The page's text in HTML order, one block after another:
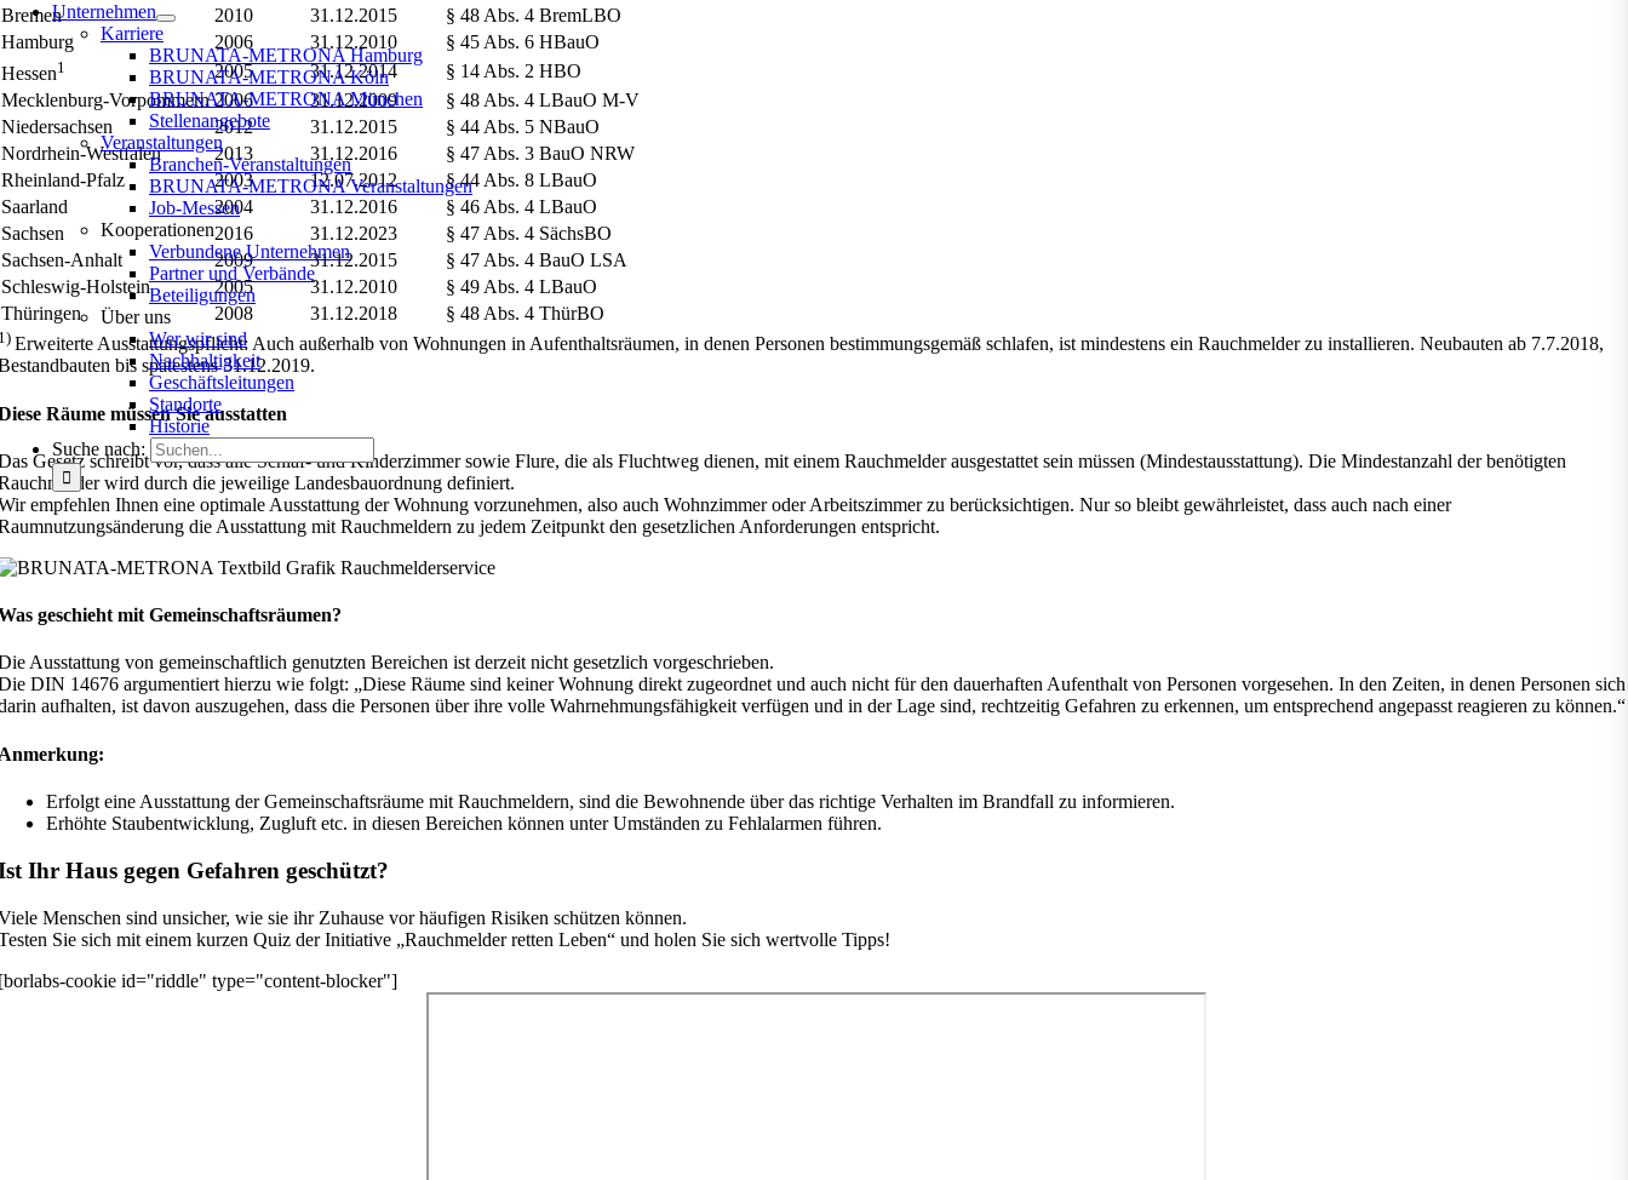
Unternehmen
Karriere
BRUNATA-METRONA Hamburg
BRUNATA-METRONA Köln
BRUNATA-METRONA München
Stellenangebote
Veranstaltungen
Branchen-Veranstaltungen
BRUNATA-METRONA Veranstaltungen
Job-Messen
Kooperationen
Verbundene Unternehmen
Partner und Verbände
Beteiligungen
Über uns
Wer wir sind
Nachhaltigkeit
Geschäftsleitungen
Standorte
Historie
Suche nach:
Bremen
2010 31.12.2015
§ 48 Abs. 4 BremLBO
Hamburg
2006 31.12.2010
§ 45 Abs. 6 HBauO
Hessen1 2005 31.12.2014
§ 14 Abs. 2 HBO
Mecklenburg-Vorpommern 2006 31.12.2009
§ 48 Abs. 4 LBauO M-V
Niedersachsen
2012 31.12.2015
§ 44 Abs. 5 NBauO
Nordrhein-Westfalen
2013 31.12.2016
§ 47 Abs. 3 BauO NRW
Rheinland-Pfalz
2003 12.07.2012
§ 44 Abs. 8 LBauO
Saarland
2004 31.12.2016
§ 46 Abs. 4 LBauO
Sachsen
2016 31.12.2023
§ 47 Abs. 4 SächsBO
Sachsen-Anhalt
2009 31.12.2015
§ 47 Abs. 4 BauO LSA
Schleswig-Holstein
2005 31.12.2010
§ 49 Abs. 4 LBauO
Thüringen
2008 31.12.2018 § 48 Abs. 4 ThürBO
Erweiterte Ausstattungspflicht: Auch außerhalb von Wohnungen in Aufenthaltsräumen, in denen Personen bestimmungsgemäß schlafen, ist mindestens ein Rauchmelder zu installieren. Neubauten ab 7.7.2018,
bis spätestens 31.12.2019.
Räume müssen Sie ausstatten
Gesetz schreibt vor, dass alle Schlaf- und Kinderzimmer sowie Flure, die als Fluchtweg dienen, mit einem Rauchmelder ausgestattet sein müssen (Mindestausstattung). Die Mindestanzahl der benötigten
wird durch die jeweilige Landesbauordnung definiert.
empfehlen Ihnen eine optimale Ausstattung der Wohnung vorzunehmen, also auch Wohnzimmer oder Arbeitszimmer zu berücksichtigen. Nur so bleibt gewährleistet, dass auch nach einer
die Ausstattung mit Rauchmeldern zu jedem Zeitpunkt den gesetzlichen Anforderungen entspricht.
geschieht mit Gemeinschaftsräumen?
Ausstattung von gemeinschaftlich genutzten Bereichen ist derzeit nicht gesetzlich vorgeschrieben.
DIN 14676 argumentiert hierzu wie folgt: „Diese Räume sind keiner Wohnung direkt zugeordnet und auch nicht für den dauerhaften Aufenthalt von Personen vorgesehen. In den Zeiten, in denen Personen sich
aufhalten, ist davon auszugehen, dass die Personen über ihre volle Wahrnehmungsfähigkeit verfügen und in der Lage sind, rechtzeitig Gefahren zu erkennen, um entsprechend angepasst reagieren zu können.“
Erfolgt eine Ausstattung der Gemeinschaftsräume mit Rauchmeldern, sind die Bewohnende über das richtige Verhalten im Brandfall zu informieren.
Erhöhte Staubentwicklung, Zugluft etc. in diesen Bereichen können unter Umständen zu Fehlalarmen führen.
Ihr Haus gegen Gefahren geschützt?
Menschen sind unsicher, wie sie ihr Zuhause vor häufigen Risiken schützen können.
Sie sich mit einem kurzen Quiz der Initiative „Rauchmelder retten Leben“ und holen Sie sich wertvolle Tipps!
cookie id="riddle" type="content-blocker"]